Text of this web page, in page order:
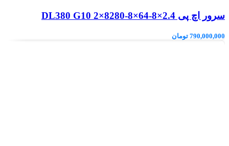
سرور اچ پی DL380 G10 2×8280-8×64-8×2.4
790,000,000 تومان